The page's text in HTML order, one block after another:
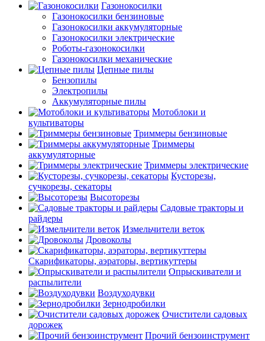
Газонокосилки
Газонокосилки бензиновые
Газонокосилки аккумуляторные
Газонокосилки электрические
Роботы-газонокосилки
Газонокосилки механические
Цепные пилы
Бензопилы
Электропилы
Аккумуляторные пилы
Мотоблоки и
культиваторы
Триммеры бензиновые
Триммеры
аккумуляторные
Триммеры электрические
Кусторезы,
сучкорезы, секаторы
Высоторезы
Садовые тракторы и
райдеры
Измельчители веток
Дровоколы
Скарификаторы, аэраторы, вертикуттеры
Опрыскиватели и
распылители
Воздуходувки
Зернодробилки
Очистители садовых
дорожек
Прочий бензоинструмент